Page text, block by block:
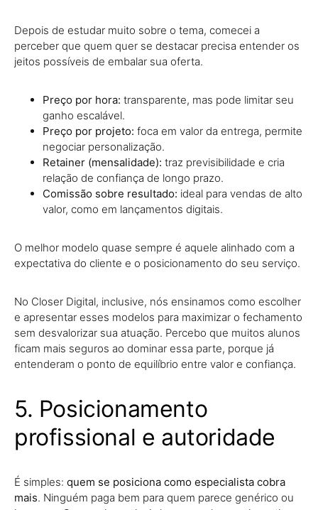
Depois de estudar muito sobre o tema, comecei a
perceber que quem quer se destacar precisa entender os
jeitos possíveis de embalar sua oferta.
Preço por hora: transparente, mas pode limitar seu
ganho escalável.
Preço por projeto: foca em valor da entrega, permite
negociar personalização.
Retainer (mensalidade): traz previsibilidade e cria
relação de confiança de longo prazo.
Comissão sobre resultado: ideal para vendas de alto
valor, como em lançamentos digitais.
O melhor modelo quase sempre é aquele alinhado com a
expectativa do cliente e o posicionamento do seu serviço.
No Closer Digital, inclusive, nós ensinamos como escolher
e apresentar esses modelos para maximizar o fechamento
sem desvalorizar sua atuação. Percebo que muitos alunos
ficam mais seguros ao dominar essa parte, porque já
entenderam o ponto de equilíbrio entre valor e confiança.
5. Posicionamento
profissional e autoridade
É simples: quem se posiciona como especialista cobra
mais. Ninguém paga bem para quem parece genérico ou